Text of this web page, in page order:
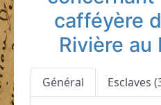
cafféyère
Rivière au
Général Esclaves